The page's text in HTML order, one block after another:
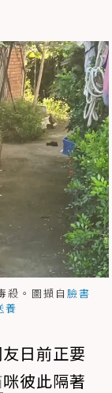
殺。圖擷自 臉書
養
日前正要
咪彼此隔著